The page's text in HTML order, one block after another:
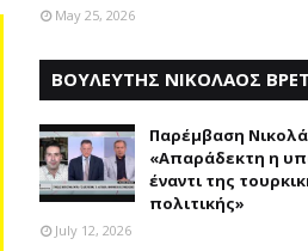
May 25, 2026
ΒΟΥΛΕΥΤΗΣ ΝΙΚΟΛΑΟΣ
Παρέμβαση
«Aπαράδεκτη η
έναντι της
πολιτικής»
July 12, 2026